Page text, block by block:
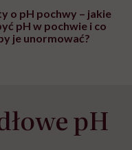
o pH pochwy – jakie
pH w pochwie i co
je unormować?
pH